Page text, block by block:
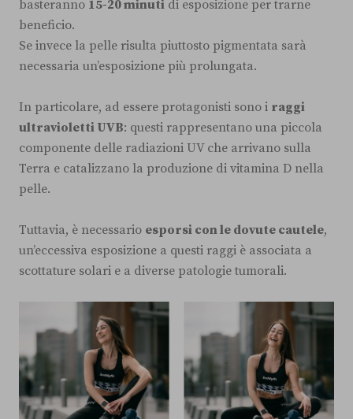
basteranno 15-20 minuti di esposizione per trarne
beneficio.
Se invece la pelle risulta piuttosto pigmentata sarà
necessaria un’esposizione più prolungata.
In particolare, ad essere protagonisti sono i raggi
ultravioletti UVB: questi rappresentano una piccola
componente delle radiazioni UV che arrivano sulla
Terra e catalizzano la produzione di vitamina D nella
pelle.
Tuttavia, è necessario esporsi con le dovute cautele,
un’eccessiva esposizione a questi raggi è associata a
scottature solari e a diverse patologie tumorali.